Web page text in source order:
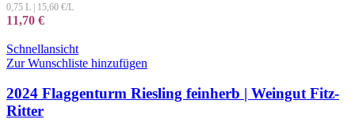
0,75 L | 15,60 €/L
11,70 €
Schnellansicht
Zur Wunschliste hinzufügen
2024 Flaggenturm Riesling feinherb | Weingut Fitz-
Ritter